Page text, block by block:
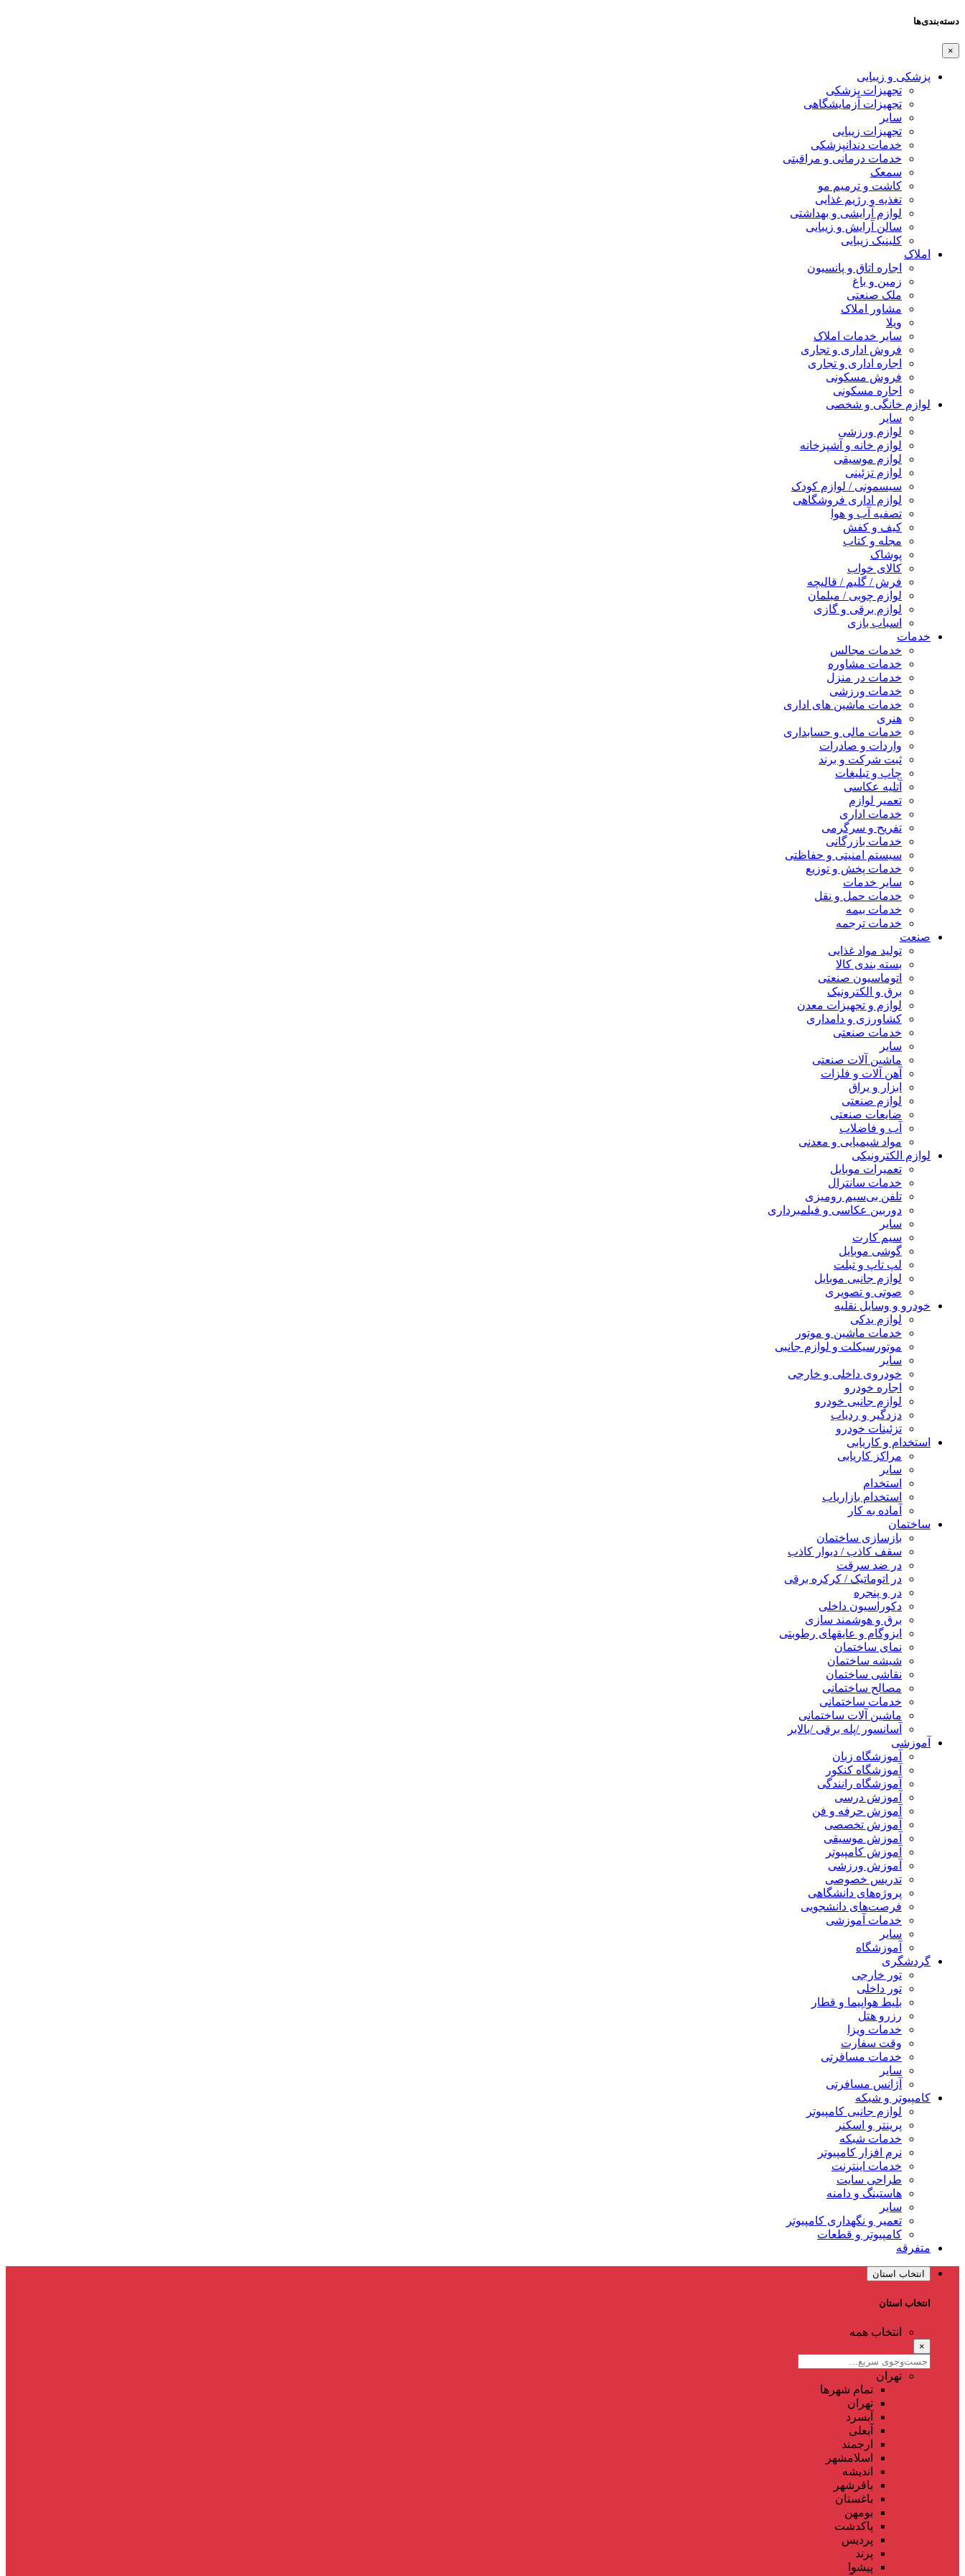
دسته‌بندی‌ها
×
پزشکی و زیبایی
تجهیزات پزشکی
تجهیزات آزمایشگاهی
سایر
تجهیزات زیبایی
خدمات دندانپزشکی
خدمات درمانی و مراقبتی
سمعک
کاشت و ترمیم مو
تغذیه و رژیم غذایی
لوازم آرایشی و بهداشتی
سالن آرایش و زیبایی
کلینیک زیبایی
املاک
اجاره اتاق و پانسیون
زمین و باغ
ملک صنعتی
مشاور املاک
ویلا
سایر خدمات املاک
فروش اداری و تجاری
اجاره اداری و تجاری
فروش مسکونی
اجاره مسکونی
لوازم خانگی و شخصی
سایر
لوازم ورزشی
لوازم خانه و آشپزخانه
لوازم موسیقی
لوازم تزئینی
سیسمونی / لوازم کودک
لوازم اداری فروشگاهی
تصفیه آب و هوا
کیف و کفش
مجله و کتاب
پوشاک
کالای خواب
فرش / گلیم / قالیچه
لوازم چوبی / مبلمان
لوازم برقی و گازی
اسباب بازی
خدمات
خدمات مجالس
خدمات مشاوره
خدمات در منزل
خدمات ورزشی
خدمات ماشین های اداری
هنری
خدمات مالی و حسابداری
واردات و صادرات
ثبت شرکت و برند
چاپ و تبلیغات
آتلیه عکاسی
تعمیر لوازم
خدمات اداری
تفریح و سرگرمی
خدمات بازرگانی
سیستم امنیتی و حفاظتی
خدمات پخش و توزیع
سایر خدمات
خدمات حمل و نقل
خدمات بیمه
خدمات ترجمه
صنعت
تولید مواد غذایی
بسته بندی کالا
اتوماسیون صنعتی
برق و الکترونیک
لوازم و تجهیزات معدن
کشاورزی و دامداری
خدمات صنعتی
سایر
ماشین آلات صنعتی
آهن آلات و فلزات
ابزار و یراق
لوازم صنعتی
ضایعات صنعتی
آب و فاضلاب
مواد شیمیایی و معدنی
لوازم الکترونیکی
تعمیرات موبایل
خدمات سانترال
تلفن بی‌سیم رومیزی
دوربین عکاسی و فیلمبرداری
سایر
سیم کارت
گوشی موبایل
لپ تاپ و تبلت
لوازم جانبی موبایل
صوتی و تصویری
خودرو و وسایل نقلیه
لوازم یدکی
خدمات ماشین و موتور
موتورسیکلت و لوازم جانبی
سایر
خودروی داخلی و خارجی
اجاره خودرو
لوازم جانبی خودرو
دزدگیر و ردیاب
تزئینات خودرو
استخدام و کاریابی
مراکز کاریابی
سایر
استخدام
استخدام بازاریاب
آماده به کار
ساختمان
بازسازی ساختمان
سقف کاذب / دیوار کاذب
در ضد سرقت
در اتوماتیک / کرکره برقی
در و پنجره
دکوراسیون داخلی
برق و هوشمند سازی
ایزوگام و عایقهای رطوبتی
نمای ساختمان
شیشه ساختمان
نقاشی ساختمان
مصالح ساختمانی
خدمات ساختمانی
ماشین آلات ساختمانی
آسانسور /پله برقی /بالابر
آموزشی
آموزشگاه زبان
آموزشگاه کنکور
آموزشگاه رانندگی
آموزش درسی
آموزش حرفه و فن
آموزش تخصصی
آموزش موسیقی
آموزش کامپیوتر
آموزش ورزشی
تدریس خصوصی
پروژه‌های دانشگاهی
فرصت‌های دانشجویی
خدمات آموزشی
سایر
آموزشگاه
گردشگری
تور خارجی
تور داخلی
بلیط هواپیما و قطار
رزرو هتل
خدمات ویزا
وقت سفارت
خدمات مسافرتی
سایر
آژانس مسافرتی
کامپیوتر و شبکه
لوازم جانبی کامپیوتر
پرینتر و اسکنر
خدمات شبکه
نرم افزار کامپیوتر
خدمات اینترنت
طراحی سایت
هاستینگ و دامنه
سایر
تعمیر و نگهداری کامپیوتر
کامپیوتر و قطعات
متفرقه
انتخاب استان
انتخاب استان
انتخاب همه
×
تهران
تمام شهر‌ها
تهران
آبسرد
آبعلی
ارجمند
اسلامشهر
اندیشه
باقرشهر
باغستان
بومهن
پاکدشت
پردیس
پرند
پیشوا